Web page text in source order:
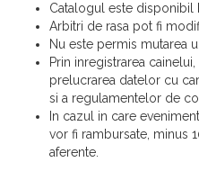
Catalogul este disponibil
Arbitri de rasa pot fi
Nu este permis mutarea
Prin inregistrarea
prelucrarea datelor cu
si a regulamentelor de
In cazul in care
vor fi rambursate, minus
aferente.